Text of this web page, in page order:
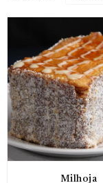
Milhoja